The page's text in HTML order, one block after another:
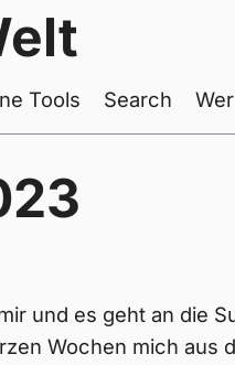
Tools Search Wer
und es geht an die
Wochen mich aus